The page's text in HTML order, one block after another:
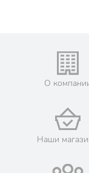
О
Наши